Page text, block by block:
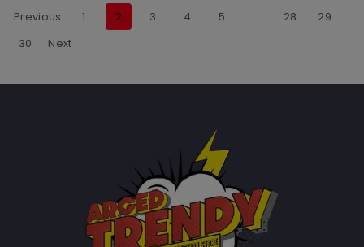
Previous 1 2 3 4 5 … 28
29
30
Next